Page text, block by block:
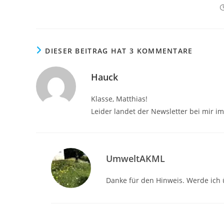
DIESER BEITRAG HAT 3 KOMMENTARE
Hauck
Klasse, Matthias!
Leider landet der Newsletter bei mir
UmweltAKML
Danke für den Hinweis. Werde